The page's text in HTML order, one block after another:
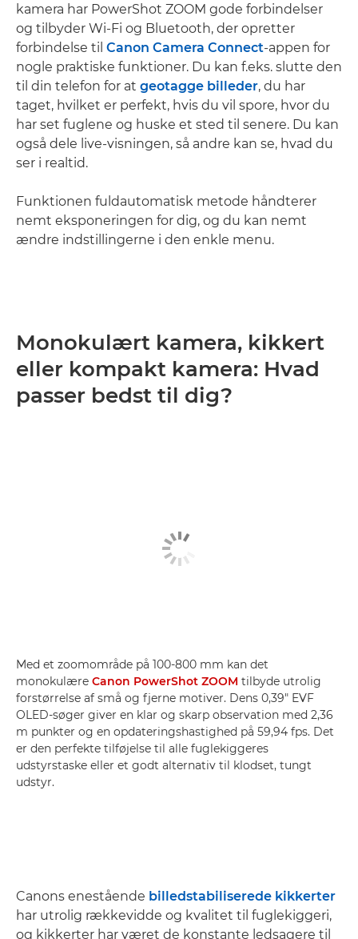
kamera har PowerShot ZOOM gode forbindelser
og tilbyder Wi-Fi og Bluetooth, der opretter
forbindelse til Canon Camera Connect-appen for
nogle praktiske funktioner. Du kan f.eks. slutte den
til din telefon for at geotagge billeder, du har
taget, hvilket er perfekt, hvis du vil spore, hvor du
har set fuglene og huske et sted til senere. Du kan
også dele live-visningen, så andre kan se, hvad du
ser i realtid.
Funktionen fuldautomatisk metode håndterer
nemt eksponeringen for dig, og du kan nemt
ændre indstillingerne i den enkle menu.
Monokulært kamera, kikkert
eller kompakt kamera: Hvad
passer bedst til dig?
Med et zoomområde på 100-800 mm kan det
monokulære Canon PowerShot ZOOM tilbyde utrolig
forstørrelse af små og fjerne motiver. Dens 0,39" EVF
OLED-søger giver en klar og skarp observation med 2,36
m punkter og en opdateringshastighed på 59,94 fps. Det
er den perfekte tilføjelse til alle fuglekiggeres
udstyrstaske eller et godt alternativ til klodset, tungt
udstyr.
Canons enestående billedstabiliserede kikkerter
har utrolig rækkevidde og kvalitet til fuglekiggeri,
og kikkerter har været de konstante ledsagere til